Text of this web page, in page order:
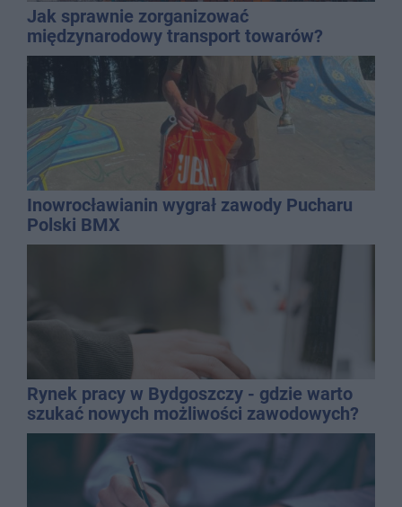
Jak sprawnie zorganizować
międzynarodowy transport towarów?
Inowrocławianin wygrał zawody Pucharu
Polski BMX
Rynek pracy w Bydgoszczy - gdzie warto
szukać nowych możliwości zawodowych?